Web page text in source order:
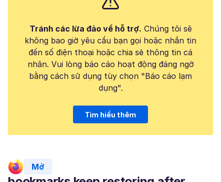
Tránh các lừa đảo về hỗ trợ. Chúng tôi sẽ
không bao giờ yêu cầu bạn gọi hoặc nhắn tin
đến số điện thoại hoặc chia sẻ thông tin cá
nhân. Vui lòng báo cáo hoạt động đáng ngờ
bằng cách sử dụng tùy chọn "Báo cáo lạm
dụng".
Tìm hiểu thêm
Mở